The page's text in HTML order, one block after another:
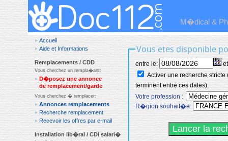
M�dical &
Accueil
Aide et Informations
Remplacements / CDD
Vous cherchez un rempla�ant:
D�posez une annonce
de remplacement/garde
Vous cherchez � remplacer:
Annonces remplacements
Recherche remplacement
Recevoir les offres par e-mail
Installation lib�ral / CDI salari�
Vous etes disponible
entre le:
terminent entre ces dates).
Votre profession :
R�gion souhait�e: